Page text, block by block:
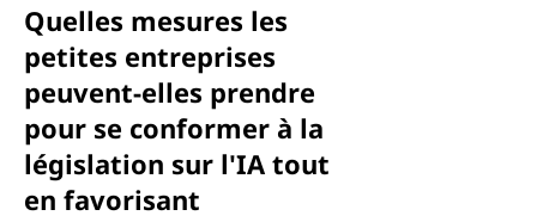
Quelles mesures les
petites entreprises
peuvent-elles prendre
pour se conformer à la
législation sur l'IA tout
en favorisant